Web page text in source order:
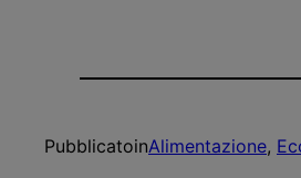
PubblicatoinAlimentazione,